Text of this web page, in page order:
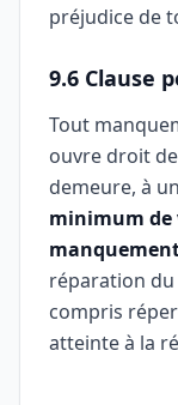
préjudice de
9.6 Clause
Tout
ouvre droit
demeure, à
minimum de
réparation
compris
atteinte à la